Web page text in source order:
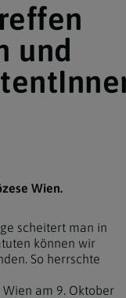
und
Wien.
scheitert man in
können wir
So herrschte
am 9. Oktober